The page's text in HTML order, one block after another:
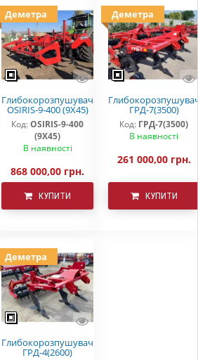
Деметра
Глибокорозпушувач
OSIRIS-9-400 (9Х45)
Код:OSIRIS-9-400
(9Х45)
В наявності
868 000,00 грн.
КУПИТИ
Деметра
ГРД-7(3500)
Код: ГРД-7(3500)
В наявності
261 000,00 грн.
КУПИТИ
Деметра
Глибокорозпушувач
ГРД-4(2600)